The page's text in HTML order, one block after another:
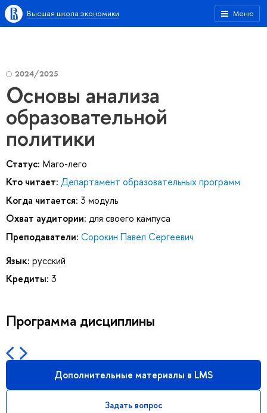
Меню
Высшая школа экономики
2024/2025
Основы анализа
образовательной
политики
Статус: Маго-лего
Кто читает: Департамент образовательных программ
Когда читается: 3 модуль
Охват аудитории: для своего кампуса
Преподаватели: Сорокин Павел Сергеевич
Язык: русский
Кредиты: 3
Программа дисциплины
Дополнительные материалы в LMS
Задать вопрос